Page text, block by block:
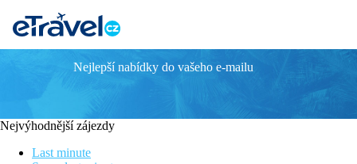
Madeira Bright Star
Menší městský hotel ve výhodné poloze, v blízkosti historického
V blízkosto kasino, přístav a muzeum Ch. Ronalda
Nejlepší nabídky do vašeho e-mailu
Nejvýhodnější zájezdy
Last minute